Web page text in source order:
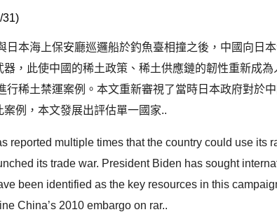
31)
日本海上保安廳巡邏船於釣魚臺相撞之後，中國向日
器，此使中國的稀土政策、稀土供應鏈的韌性重新成
行稀土禁運案例。本文重新審視了當時日本政府對於
案例，本文發展出評估單一國家..
reported multiple times that the country could use
its trade war. President Biden has sought
been identified as the key resources in this
China’s 2010 embargo on rar..